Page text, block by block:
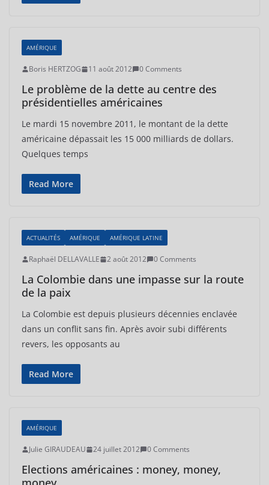
AMÉRIQUE
Boris HERTZOG 11 août 2012 0 Comments
Le problème de la dette au centre des
présidentielles américaines
Le mardi 15 novembre 2011, le montant de la dette
américaine dépassait les 15 000 milliards de dollars.
Quelques temps
Read More
ACTUALITÉS AMÉRIQUE AMÉRIQUE LATINE
Raphaël DELLAVALLE 2 août 2012 0 Comments
La Colombie dans une impasse sur la route
de la paix
La Colombie est depuis plusieurs décennies enclavée
dans un conflit sans fin. Après avoir subi différents
revers, les opposants au
Read More
AMÉRIQUE
Julie GIRAUDEAU 24 juillet 2012 0 Comments
Elections américaines : money, money,